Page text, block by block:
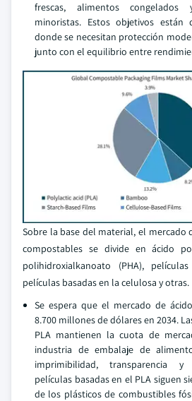
frescas, alimentos
minoristas. Estos objetivos están
donde se necesitan protección
junto con el equilibrio entre
Sobre la base del material, el mercado
compostables se divide en ácido
polihidroxialkanoato (PHA),
películas basadas en la celulosa y otras.
Se espera que el mercado de
8.700 millones de dólares en 2034.
PLA mantienen la cuota de
industria de embalaje de
imprimibilidad, transparencia y
películas basadas en el PLA siguen
de los plásticos de combustibles